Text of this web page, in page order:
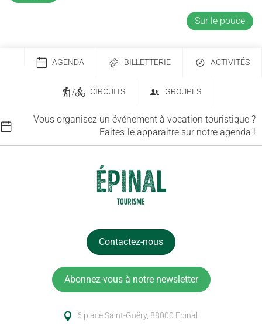
Sur le pouce
AGENDA BILLETTERIE ACTIVITÉS
/ CIRCUITS GROUPES
Vous organisez un événement à vocation touristique ?
Faites-le apparaitre sur notre agenda !
Contactez-nous
Abonnez-vous à notre newsletter
6 place Saint-Goëry, 88000 Épinal